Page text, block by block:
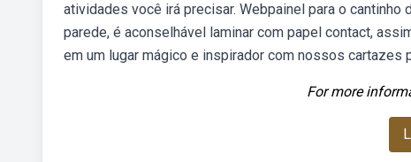
atividades você irá precisar. Webpainel para o
parede, é aconselhável laminar com papel contact,
em um lugar mágico e inspirador com nossos cartazes
For more